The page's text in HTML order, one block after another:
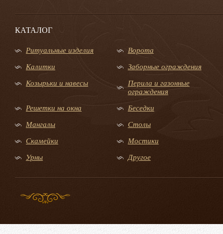
КАТАЛОГ
Ритуальные изделия Ворота
Калитки Заборные ограждения
Козырьки и навесы
Перила и газонные
ограждения
Решетки на окна Беседки
Мангалы Столы
Скамейки Мостики
Урны Другое